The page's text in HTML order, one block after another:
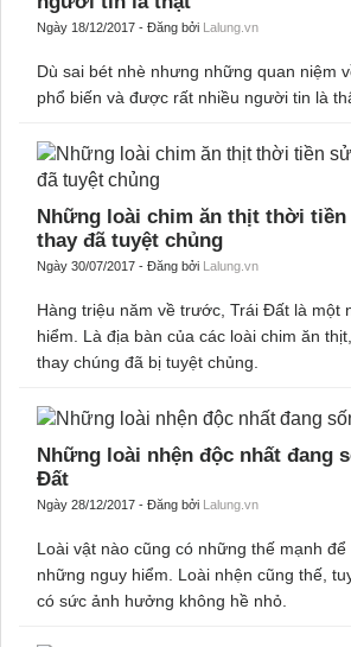
những điều bí ẩn trong việc xây những
Những lầm tưởng về y học vẫn
người tin là thật
Dù sai bét nhè nhưng những quan niệm
Những loài chim ăn thịt thời tiền
Ngày 30/07/2017 - Đăng bởiLalung.vn
Hàng triệu năm về trước, Trái Đất là một
thay chúng đã bị tuyệt chủng.
Những loài nhện độc nhất đang
Ngày 28/12/2017 - Đăng bởiLalung.vn
Loài vật nào cũng có những thế mạnh để